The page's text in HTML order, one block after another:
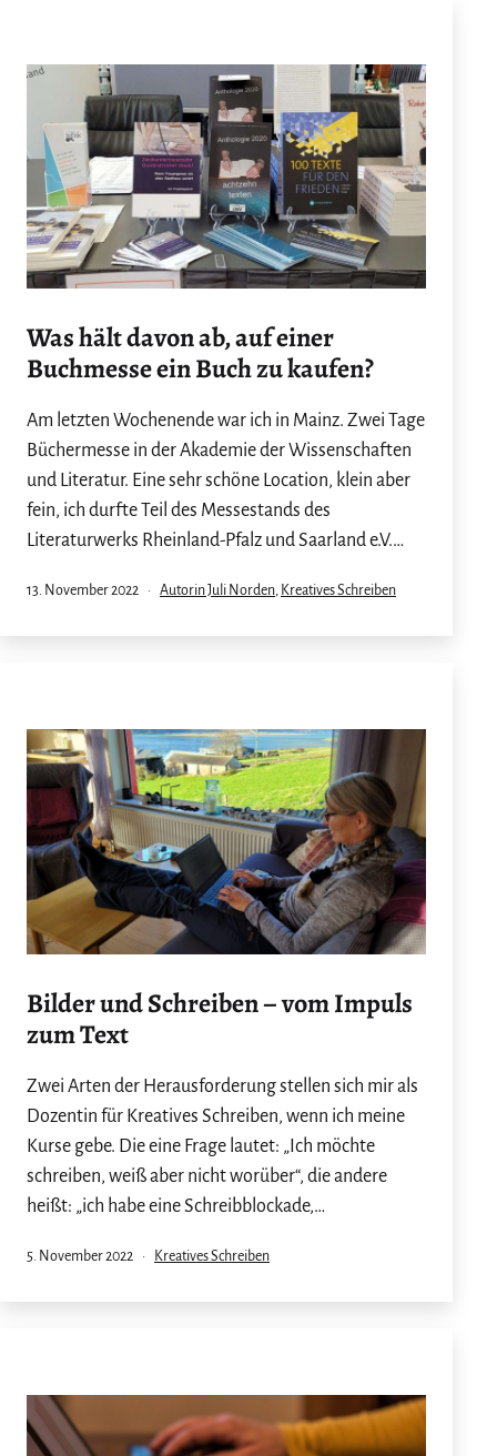
Was hält davon ab, auf einer
Buchmesse ein Buch zu kaufen?
Am letzten Wochenende war ich in Mainz. Zwei Tage
Büchermesse in der Akademie der Wissenschaften
und Literatur. Eine sehr schöne Location, klein aber
fein, ich durfte Teil des Messestands des
Literaturwerks Rheinland-Pfalz und Saarland e.V.…
Veröffentlicht
13. November 2022
Kategorisiert
Autorin Juli Norden, Kreatives Schreiben
Bilder und Schreiben – vom Impuls
zum Text
Zwei Arten der Herausforderung stellen sich mir als
Dozentin für Kreatives Schreiben, wenn ich meine
Kurse gebe. Die eine Frage lautet: „Ich möchte
schreiben, weiß aber nicht worüber“, die andere
heißt: „ich habe eine Schreibblockade,…
Veröffentlicht
5. November 2022
Kategorisiert
Kreatives Schreiben